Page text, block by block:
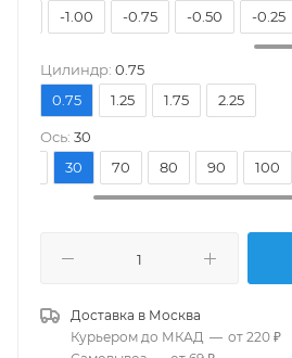
-1.00 -0.75 -0.50 -0.25
Цилиндр: 0.75
0.75
1.25 1.75 2.25
Ось: 30
30 70 80 90 100
Доставка в Москва
Курьером до МКАД — от 220 ₽